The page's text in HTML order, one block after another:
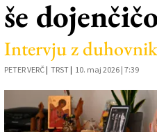
Vreme
Uredništvo
Oglasi
še
Intervju z
PETER VERČ | TRST | 10. maj 2026 | 7:39